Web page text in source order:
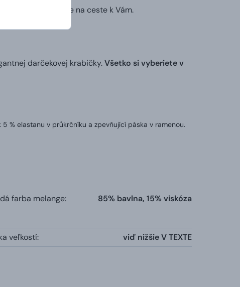
deň už bude na ceste k Vám.
darčekovej krabičky.Všetko si vyberiete v
% elastanu v průkrčníku a zpevňující páska v ramenou.
farba melange: 85% bavlna, 15% viskóza
veľkostí: viď nižšie V TEXTE